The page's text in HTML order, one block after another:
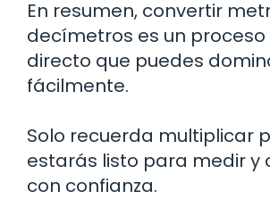
En resumen, convertir
decímetros es un proceso
directo que puedes
fácilmente.
Solo recuerda multiplicar
estarás listo para medir y
con confianza.